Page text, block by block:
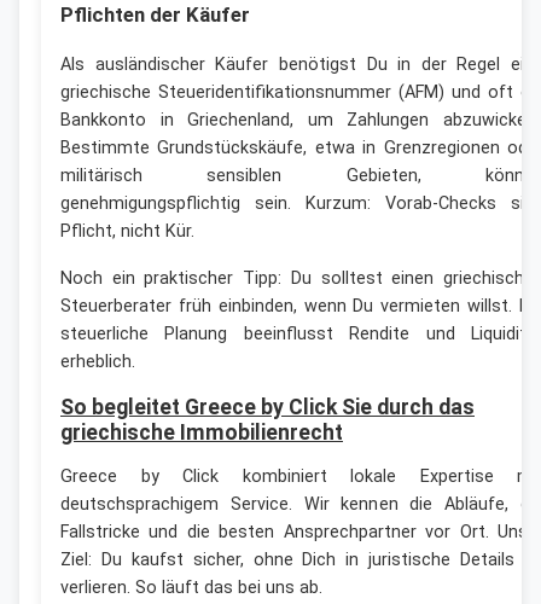
Pflichten der Käufer
Als ausländischer Käufer benötigst Du in der Regel
griechische Steueridentifikationsnummer (AFM) und oft
Bankkonto in Griechenland, um Zahlungen
Bestimmte Grundstückskäufe, etwa in Grenzregionen
militärisch sensiblen Gebieten,
genehmigungspflichtig sein. Kurzum: Vorab-Checks
Pflicht, nicht Kür.
Noch ein praktischer Tipp: Du solltest einen
Steuerberater früh einbinden, wenn Du vermieten willst.
steuerliche Planung beeinflusst Rendite und
erheblich.
So begleitet Greece by Click Sie durch das
griechische Immobilienrecht
Greece by Click kombiniert lokale Expertise
deutschsprachigem Service. Wir kennen die Abläufe,
Fallstricke und die besten Ansprechpartner vor Ort.
Ziel: Du kaufst sicher, ohne Dich in juristische Details
verlieren. So läuft das bei uns ab.